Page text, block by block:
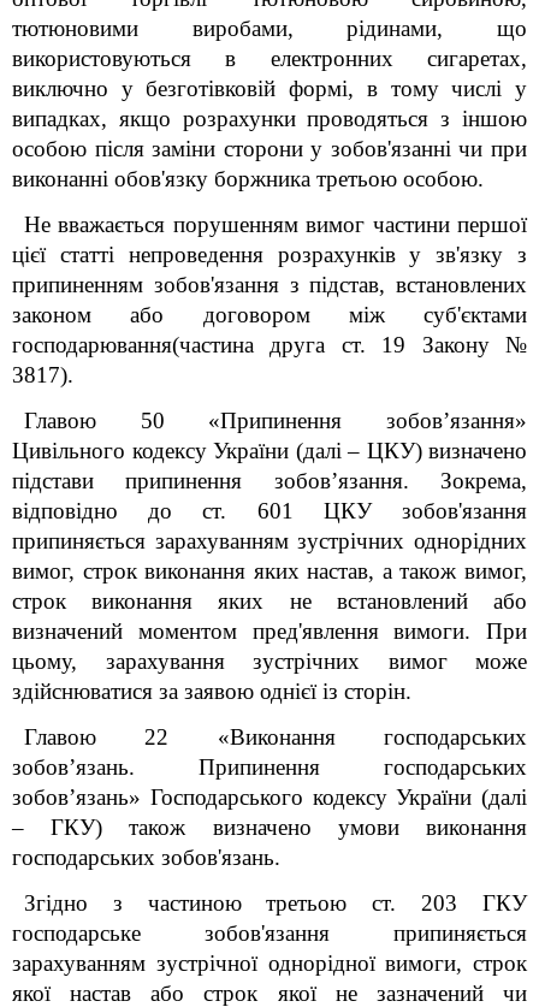
тютюновими виробами, рідинами, що
використовуються в електронних сигаретах,
виключно у безготівковій формі, в тому числі у
випадках, якщо розрахунки проводяться з іншою
особою після заміни сторони у зобов'язанні чи при
виконанні обов'язку боржника третьою особою.
Не вважається порушенням вимог частини першої
цієї статті непроведення розрахунків у зв'язку з
припиненням зобов'язання з підстав, встановлених
законом або договором між суб'єктами
господарювання(частина друга ст. 19 Закону №
3817).
Главою 50 «Припинення зобов’язання»
Цивільного кодексу України (далі – ЦКУ) визначено
підстави припинення зобов’язання. Зокрема,
відповідно до ст. 601 ЦКУ зобов'язання
припиняється зарахуванням зустрічних однорідних
вимог, строк виконання яких настав, а також вимог,
строк виконання яких не встановлений або
визначений моментом пред'явлення вимоги. При
цьому, зарахування зустрічних вимог може
здійснюватися за заявою однієї із сторін.
Главою 22 «Виконання господарських
зобов’язань. Припинення господарських
зобов’язань» Господарського кодексу України (далі
– ГКУ) також визначено умови виконання
господарських зобов'язань.
Згідно з частиною третьою ст. 203 ГКУ
господарське зобов'язання припиняється
зарахуванням зустрічної однорідної вимоги, строк
якої настав або строк якої не зазначений чи